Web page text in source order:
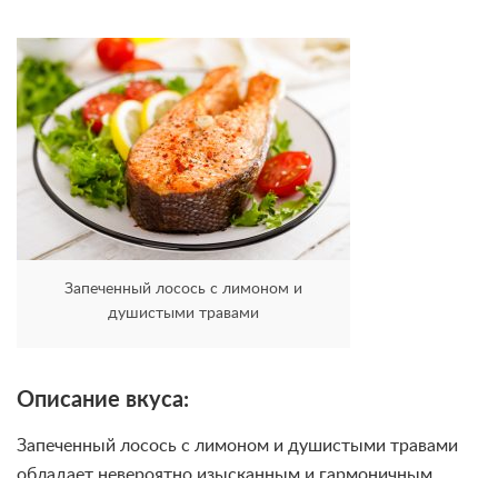
Запеченный лосось с лимоном и
душистыми травами
Описание вкуса:
Запеченный лосось с лимоном и душистыми травами